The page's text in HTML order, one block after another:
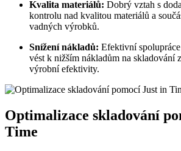
Kvalita materiálů: Dobrý vztah s
kontrolu nad kvalitou materiálů a
vadných výrobků.
Snížení nákladů: Efektivní
vést k nižším nákladům na skladování
výrobní efektivity.
Optimalizace skladování
Time